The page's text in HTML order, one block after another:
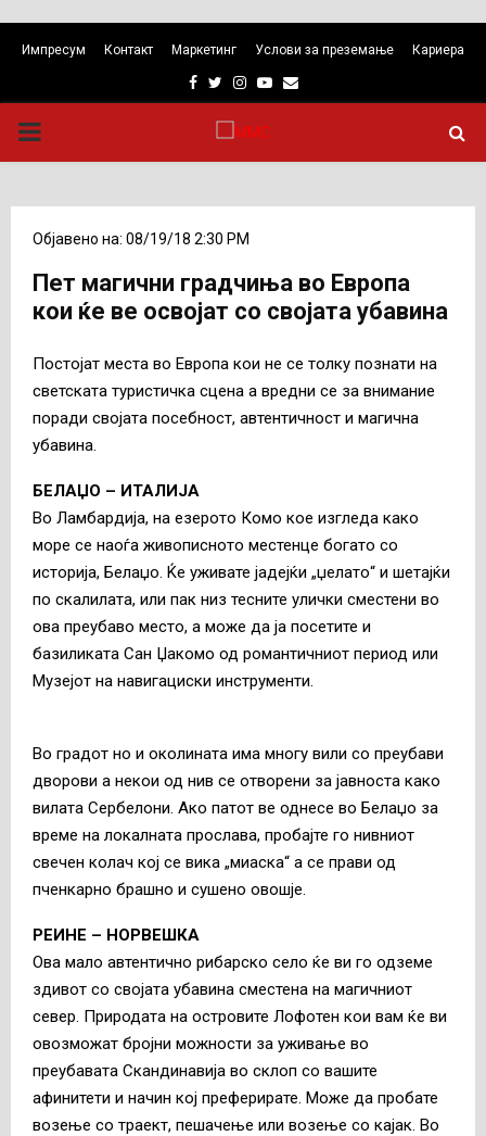
Импресум Контакт Маркетинг Услови за преземање Кариера
Facebook
TwitterInstagram
Youtube
Email
PRIMARY
Објавено на: 08/19/18 2:30 PM
Пет магични градчиња во Европа
кои ќе ве освојат со својата убавина
Постојат места во Европа кои не се толку познати на
светската туристичка сцена а вредни се за внимание
поради својата посебност, автентичност и магична
убавина.
БЕЛАЏО – ИТАЛИЈА
Во Ламбардија, на езерото Комо кое изгледа како
море се наоѓа живописното местенце богато со
историја, Белаџо. Ќе уживате јадејќи „џелато“ и шетајќи
по скалилата, или пак низ тесните улички сместени во
ова преубаво место, а може да ја посетите и
базиликата Сан Џакомо од романтичниот период или
Музејот на навигациски инструменти.
Во градот но и околината има многу вили со преубави
дворови а некои од нив се отворени за јавноста како
вилата Сербелони. Ако патот ве однесе во Белаџо за
време на локалната прослава, пробајте го нивниот
свечен колач кој се вика „миаска“ а се прави од
пченкарно брашно и сушено овошје.
РЕИНЕ – НОРВЕШКА
Ова мало автентично рибарско село ќе ви го одземе
здивот со својата убавина сместена на магичниот
север. Природата на островите Лофотен кои вам ќе ви
овозможат бројни можности за уживање во
преубавата Скандинавија во склоп со вашите
афинитети и начин кој преферирате. Може да пробате
возење со траект, пешачење или возење со кајак. Во